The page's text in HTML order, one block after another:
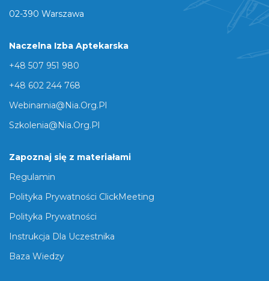
02-390 Warszawa
Naczelna Izba Aptekarska
+48 507 951 980
+48 602 244 768
Webinarnia@nia.org.pl
Szkolenia@nia.org.pl
Zapoznaj się z materiałami
Regulamin
Polityka Prywatności ClickMeeting
Polityka Prywatności
Instrukcja Dla Uczestnika
Baza Wiedzy